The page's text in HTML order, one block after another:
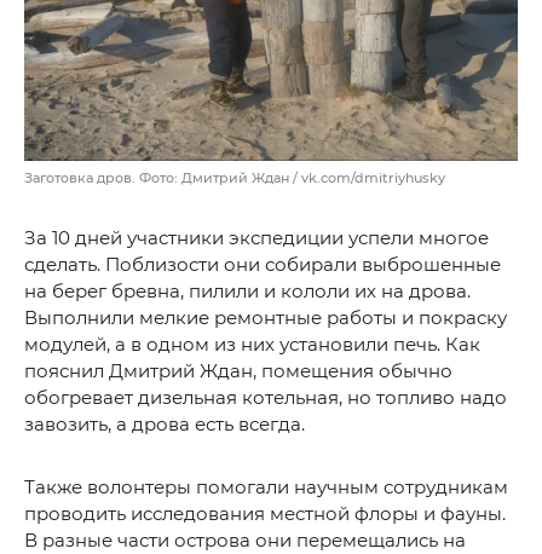
Заготовка дров. Фото: Дмитрий Ждан / vk.com/dmitriyhusky
За 10 дней участники экспедиции успели многое
сделать. Поблизости они собирали выброшенные
на берег бревна, пилили и кололи их на дрова.
Выполнили мелкие ремонтные работы и покраску
модулей, а в одном из них установили печь. Как
пояснил Дмитрий Ждан, помещения обычно
обогревает дизельная котельная, но топливо надо
завозить, а дрова есть всегда.
Также волонтеры помогали научным сотрудникам
проводить исследования местной флоры и фауны.
В разные части острова они перемещались на